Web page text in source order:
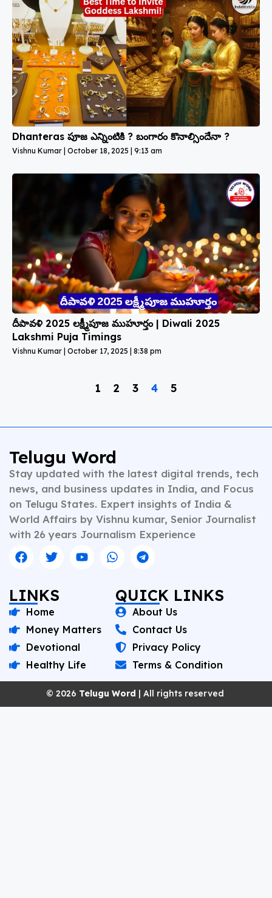
Dhanteras పూజ ఎన్నింటికి ? బంగారం కొనాల్సిందేనా ?
Vishnu Kumar October 18, 2025 9:13 am
దీపావళి 2025 లక్ష్మీపూజ ముహూర్తం | Diwali 2025
Lakshmi Puja Timings
Vishnu Kumar October 17, 2025 8:38 pm
1 2 3 4 5
Telugu Word
Stay updated with the latest digital trends, tech
news, and business updates in India, and Focus
on Telugu States. Expert insights of India &
World Affairs by Vishnu kumar, Senior Journalist
with 26 years Journalism Experience
LINKS
Home
Money Matters
Devotional
Healthy Life
QUICK LINKS
About Us
Contact Us
Privacy Policy
Terms & Condition
© 2026 Telugu Word | All rights reserved